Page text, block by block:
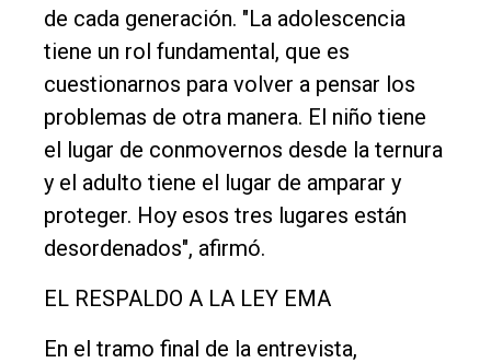
de cada generación. "La adolescencia
tiene un rol fundamental, que es
cuestionarnos para volver a pensar los
problemas de otra manera. El niño tiene
el lugar de conmovernos desde la ternura
y el adulto tiene el lugar de amparar y
proteger. Hoy esos tres lugares están
desordenados", afirmó.
EL RESPALDO A LA LEY EMA
En el tramo final de la entrevista,